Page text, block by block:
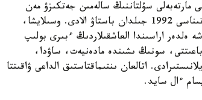
سۇلتاننىڭ سالەمىن جەتكىزۋ مەن
ءۇشىن ۇلكەن قۇرمەت. وزىڭىزگە ءمالىم، ەكى ەلدىڭ قارىم-قاتىناسى 1992 جىلدان باستاۋ الادى. وسىلايشا،
ەلدەر اراسىندا العاشقىلاردىڭ ءبىرى بولىپ
باعىتتى، سونىڭ ىشىندە مادەنيەت، ساۋدا،
اتالعان ىنتىماقتاستىق الداعى ۋاقىتتا
ءال سايد.